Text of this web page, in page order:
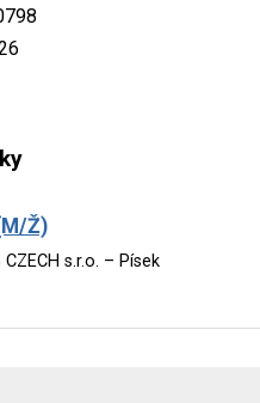
Ž)
CZECH s.r.o. – Písek